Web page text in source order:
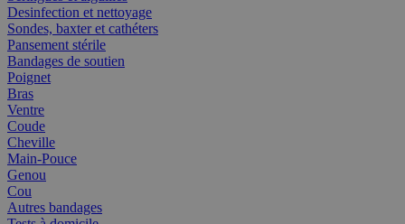
Desinfection et nettoyage
Sondes, baxter et cathéters
Pansement stérile
Bandages de soutien
Poignet
Bras
Ventre
Coude
Cheville
Main-Pouce
Genou
Cou
Autres bandages